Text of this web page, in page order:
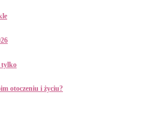
tylko
otoczeniu i życiu?